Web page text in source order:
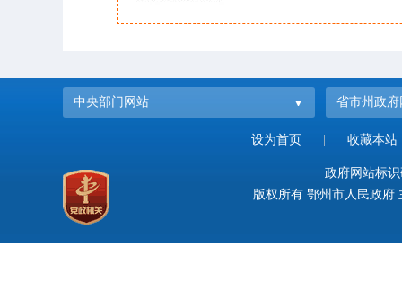
中央部门网站 省市州政府
设为首页 收藏本站
政府网站标
版权所有 鄂州市人民政府